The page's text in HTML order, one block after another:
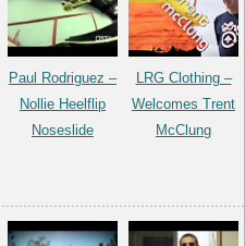
Paul Rodriguez –
Nollie Heelflip
Noseslide
LRG Clothing –
Welcomes Trent
McClung